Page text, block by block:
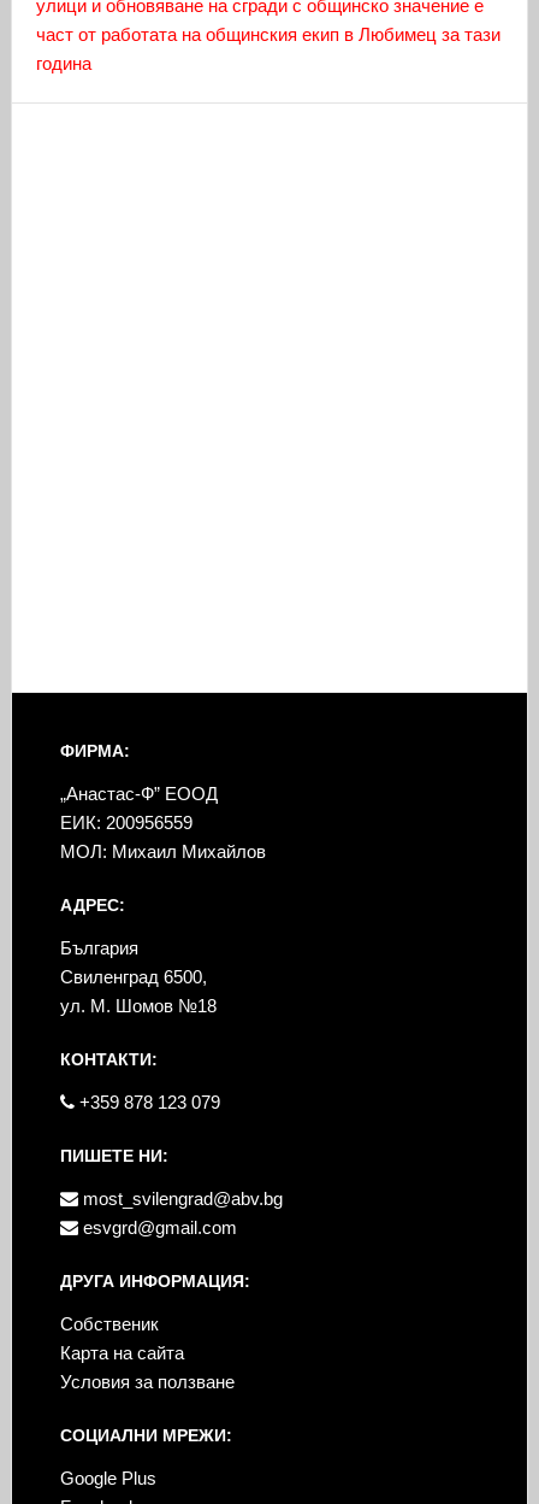
улици и обновяване на сгради с общинско значение е
част от работата на общинския екип в Любимец за тази
година
ФИРМА:
„Анастас-Ф” ЕООД
ЕИК: 200956559
МОЛ: Михаил Михайлов
АДРЕС:
България
Свиленград 6500,
ул. М. Шомов №18
КОНТАКТИ:
+359 878 123 079
ПИШЕТЕ НИ:
most_svilengrad@abv.bg
esvgrd@gmail.com
ДРУГА ИНФОРМАЦИЯ:
Собственик
Карта на сайта
Условия за ползване
СОЦИАЛНИ МРЕЖИ:
Google Plus